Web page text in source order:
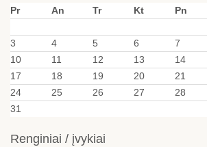
Pr
An Tr Kt Pn
3
4 5 6 7
10
11 12 13 14
17
18 19 20 21
24
25 26 27 28
31
Renginiai / įvykiai